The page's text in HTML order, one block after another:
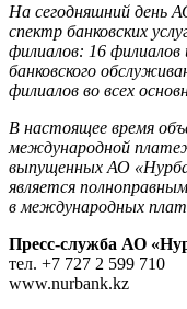
На сегодняшний день
спектр банковских
филиалов: 16 филиалов
банковского
филиалов во всех
В настоящее время
международной
выпущенных АО
является
в международных
Пресс-служба АО
тел. +7 727 2 599 710
www.nurbank.kz